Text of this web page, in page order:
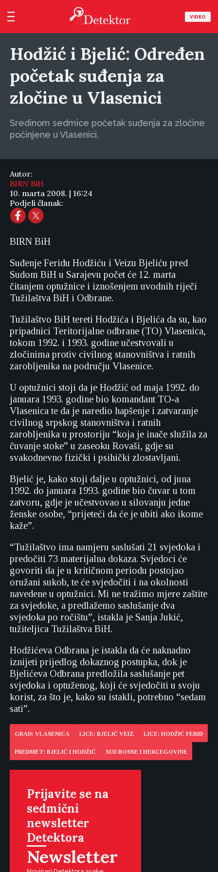
VIDEO
Hodžić i Bjelić: Određen
početak suđenja za
zločine u Vlasenici
Sredinom sedmice početak suđenja za zločine
počinjene u Vlasenici.
Autor:
BIRN BiH
10. marta 2008. | 16:24
Podjeli članak:
BIRN BiH
Suđenje Feridu Hodžiću i Veizu Bjeliću pred
Sudom BiH u Sarajevu počet će 12. marta
čitanjem optužnice i iznošenjem uvodnih riječi
Tužilaštva BiH i Odbrane.
Tužilaštvo BiH tereti Hodžića i Bjelića da su, kao
pripadnici Teritorijalne odbrane (TO) Vlasenica,
tokom 1992. i 1993. godine učestvovali u
zločinima protiv civilnog stanovništva i ratnih
zarobljenika na području Vlasenice.
U optužnici stoji da je Hodžić od maja 1992. do
januara 1993. godine bio komandant TO-a
Vlasenica te da je naredio hapšenje i zatvaranje
civilnog srpskog stanovništva i ratnih
zarobljenika u prostoriju “koja je inače služila za
čuvanje stoke” u zaseoku Rovaši, gdje su
svakodnevno fizički i psihički zlostavljani.
Bjelić je, kako stoji dalje u optužnici, od juna
1992. do januara 1993. godine bio čuvar u tom
zatvoru, gdje je učestvovao u silovanju jedne
ženske osobe, “prijeteći da će je ubiti ako ikome
kaže”.
“Tužilaštvo ima namjeru saslušati 21 svjedoka i
predočiti 73 materijalna dokaza. Svjedoci će
govoriti da je u kritičnom periodu postojao
oružani sukob, te će svjedočiti i na okolnosti
navedene u optužnici. Mi ne tražimo mjere zaštite
za svjedoke, a predlažemo saslušanje dva
svjedoka po ročištu”, istakla je Sanja Jukić,
tužiteljica Tužilaštva BiH.
Hodžićeva Odbrana je istakla da će naknadno
iznijeti prijedlog dokaznog postupka, dok je
Bjelićeva Odbrana predložila saslušanje pet
svjedoka i optuženog, koji će svjedočiti u svoju
korist, za što je, kako su istakli, potrebno “sedam
sati”.
GRAD: VLASENICA LICE: BJELIĆ VEIZ LICE: HODŽIĆ FERID
PREDMET: BJELIĆ I HODŽIĆ SUD BOSNE I HERCEGOVINE
Prijavite se na
sedmični
newsletter
Detektora
Newsletter